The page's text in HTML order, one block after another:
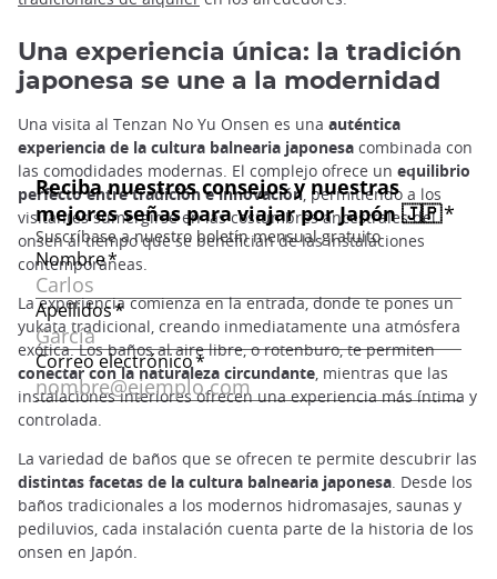
Una experiencia única: la tradición
japonesa se une a la modernidad
Una visita al Tenzan No Yu Onsen es una auténtica
experiencia de la cultura balnearia japonesa combinada con
las comodidades modernas. El complejo ofrece un equilibrio
perfecto entre tradición e innovación, permitiendo a los
visitantes sumergirse en las costumbres ancestrales del
onsen al tiempo que se benefician de las instalaciones
contemporáneas.
La experiencia comienza en la entrada, donde te pones un
yukata tradicional, creando inmediatamente una atmósfera
exótica. Los baños al aire libre, o rotenburo, te permiten
conectar con la naturaleza circundante, mientras que las
instalaciones interiores ofrecen una experiencia más íntima y
controlada.
La variedad de baños que se ofrecen te permite descubrir las
distintas facetas de la cultura balnearia japonesa. Desde los
baños tradicionales a los modernos hidromasajes, saunas y
pediluvios, cada instalación cuenta parte de la historia de los
onsen en Japón.